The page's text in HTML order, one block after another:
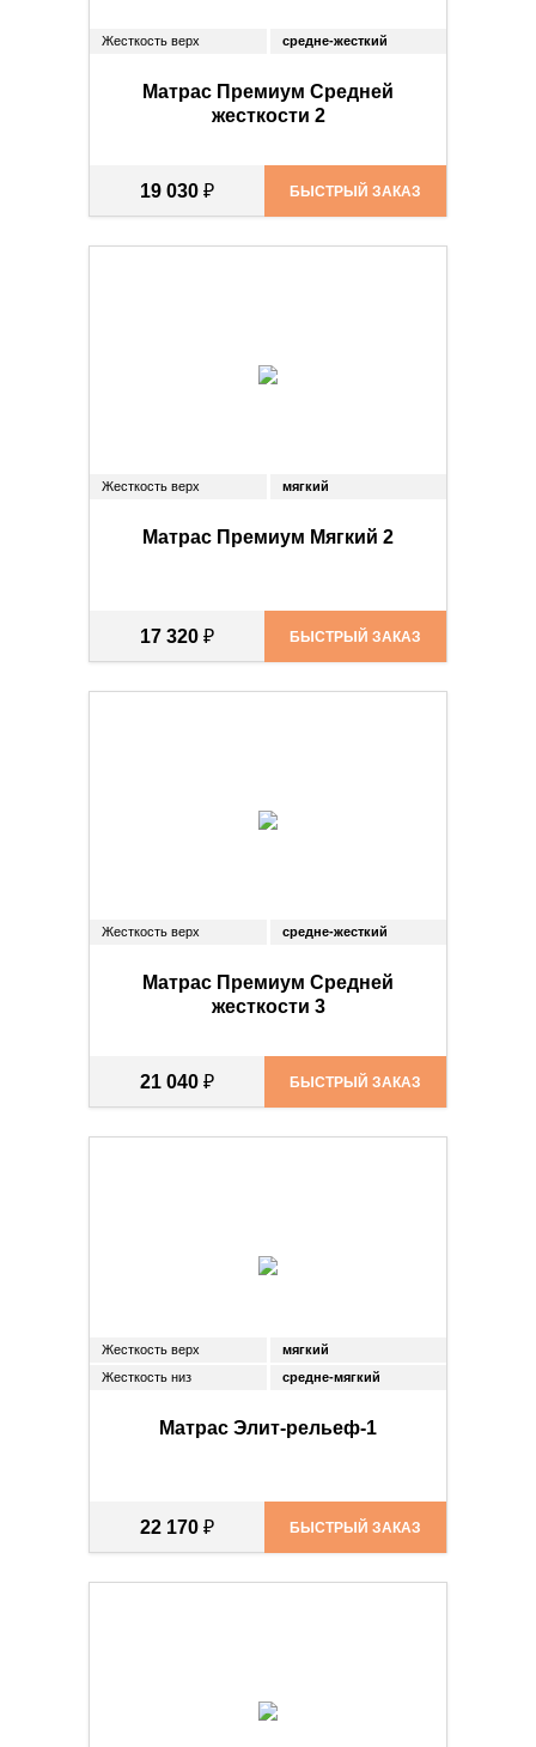
Жесткость верх средне-жесткий
Матрас Премиум Средней
жесткости 2
19 030 ₽ БЫСТРЫЙ ЗАКАЗ
Жесткость верх мягкий
Матрас Премиум Мягкий 2
17 320 ₽ БЫСТРЫЙ ЗАКАЗ
Жесткость верх средне-жесткий
Матрас Премиум Средней
жесткости 3
21 040 ₽ БЫСТРЫЙ ЗАКАЗ
Жесткость верх
мягкий
Жесткость низ
средне-мягкий
Матрас Элит-рельеф-1
22 170 ₽ БЫСТРЫЙ ЗАКАЗ